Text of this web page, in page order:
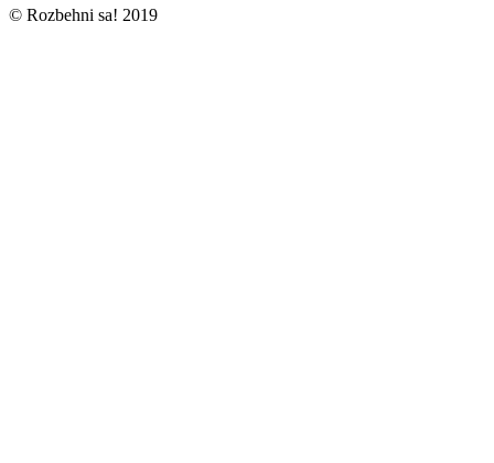
© Rozbehni sa! 2019